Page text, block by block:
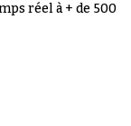
réel à + de 500